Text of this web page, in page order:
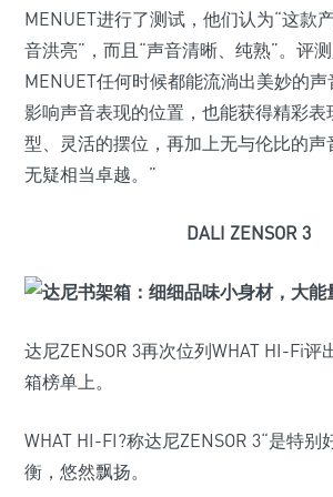
MENUET进行了测试，他们认为“这款
音洪亮”，而且“声音清晰、纯熟”。评
MENUET任何时候都能流淌出美妙的
影响声音表现的位置，也能获得精彩表
型、灵活的摆位，再加上无与伦比的声
无疑相当卓越。”
DALI ZENSOR 3
达尼ZENSOR 3再次位列WHAT HI-Fi评
箱榜单上。
WHAT HI-FI?称达尼ZENSOR 3“是特别
衡，悠然飘扬。